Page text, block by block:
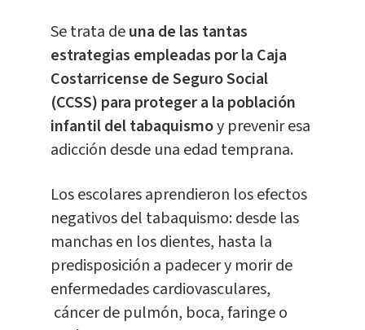
Se trata deuna de las tantas
estrategias empleadas por la Caja
Costarricense de Seguro Social
(CCSS) para proteger a la población
infantil del tabaquismoy prevenir esa
adicción desde una edad temprana.
Los escolares aprendieron los efectos
negativos del tabaquismo: desde las
manchas en los dientes, hasta la
predisposición a padecer y morir de
enfermedades cardiovasculares,
cáncer de pulmón, boca, faringe o